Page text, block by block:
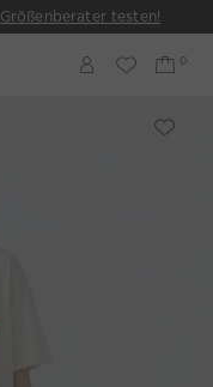
Größenberater testen!